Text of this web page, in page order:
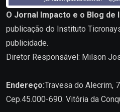
O Jornal Impacto e o Blog de
publicação do Instituto
publicidade.
Diretor Responsável: Milson
Endereço:Travesa do Alecrim,
Cep.45.000-690. Vitória da